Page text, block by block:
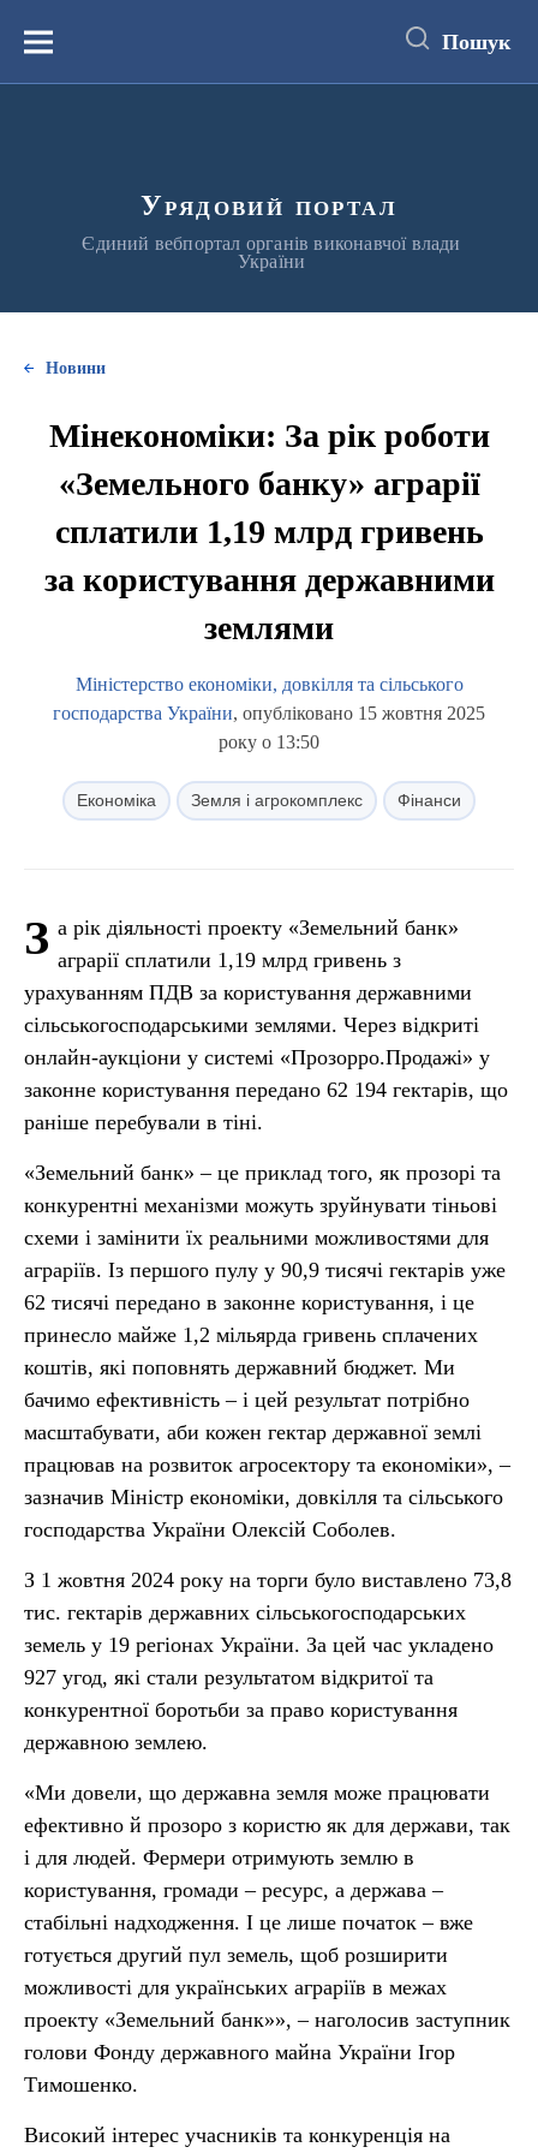
вмістуМеню Пошук
Урядовий портал
Єдиний вебпортал органів виконавчої влади
України
Новини
Мінекономіки: За рік роботи
«Земельного банку» аграрії
сплатили 1,19 млрд гривень
за користування державними
землями
Міністерство економіки, довкілля та сільського
господарства України, опубліковано 15 жовтня 2025
року о 13:50
Економіка Земля і агрокомплекс Фінанси
З а рік діяльності проекту «Земельний банк»
аграрії сплатили 1,19 млрд гривень з
урахуванням ПДВ за користування державними
сільськогосподарськими землями. Через відкриті
онлайн-аукціони у системі «Прозорро.Продажі» у
законне користування передано 62 194 гектарів, що
раніше перебували в тіні.
«Земельний банк» – це приклад того, як прозорі та
конкурентні механізми можуть зруйнувати тіньові
схеми і замінити їх реальними можливостями для
аграріїв. Із першого пулу у 90,9 тисячі гектарів уже
62 тисячі передано в законне користування, і це
принесло майже 1,2 мільярда гривень сплачених
коштів, які поповнять державний бюджет. Ми
бачимо ефективність – і цей результат потрібно
масштабувати, аби кожен гектар державної землі
працював на розвиток агросектору та економіки», –
зазначив Міністр економіки, довкілля та сільського
господарства України Олексій Соболев.
З 1 жовтня 2024 року на торги було виставлено 73,8
тис. гектарів державних сільськогосподарських
земель у 19 регіонах України. За цей час укладено
927 угод, які стали результатом відкритої та
конкурентної боротьби за право користування
державною землею.
«Ми довели, що державна земля може працювати
ефективно й прозоро з користю як для держави, так
і для людей. Фермери отримують землю в
користування, громади – ресурс, а держава –
стабільні надходження. І це лише початок – вже
готується другий пул земель, щоб розширити
можливості для українських аграріїв в межах
проекту «Земельний банк»», – наголосив заступник
голови Фонду державного майна України Ігор
Тимошенко.
Високий інтерес учасників та конкуренція на